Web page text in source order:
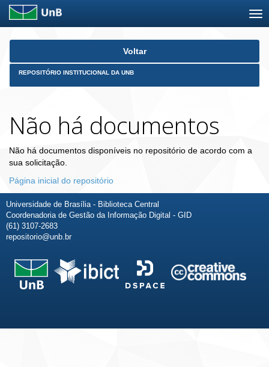
Skip
Voltar
REPOSITÓRIO INSTITUCIONAL DA UNB
Não há documentos
Não há documentos disponíveis no repositório de acordo com a
sua solicitação.
Página inicial do repositório
Universidade de Brasília - Biblioteca Central
Coordenadoria de Gestão da Informação Digital - GID
(61) 3107-2683
repositorio@unb.br